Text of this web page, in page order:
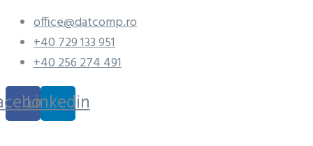
office@datcomp.ro
+40 729 133 951
+40 256 274 491
Linkedin